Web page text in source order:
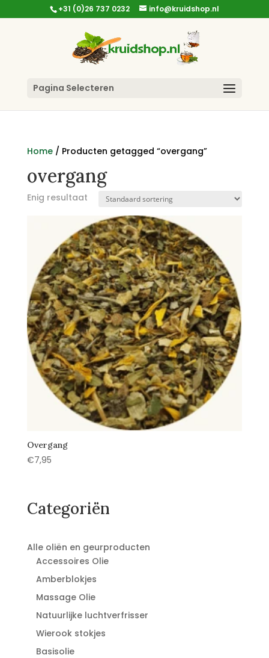
+31 (0)26 737 0232 info@kruidshop.nl
Pagina Selecteren
Home/ Producten getagged “overgang”
overgang
Enig resultaat
Overgang
€7,95
Categoriën
Alle oliën en geurproducten
Accessoires Olie
Amberblokjes
Massage Olie
Natuurlijke luchtverfrisser
Wierook stokjes
Basisolie